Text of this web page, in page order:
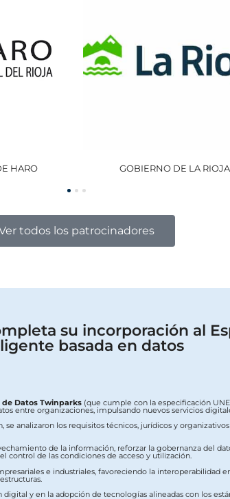
RIOJA OCISA
todos los patrocinadores
su incorporación al
basada en datos
de Datos Twinparks (que cumple con la especificación
entre organizaciones, impulsando nuevos servicios
analizaron los requisitos técnicos, jurídicos y
de la información, reforzar la gobernanza del
control de las condiciones de acceso y utilización.
e industriales, favoreciendo la interoperabilidad
y en la adopción de tecnologías alineadas con los